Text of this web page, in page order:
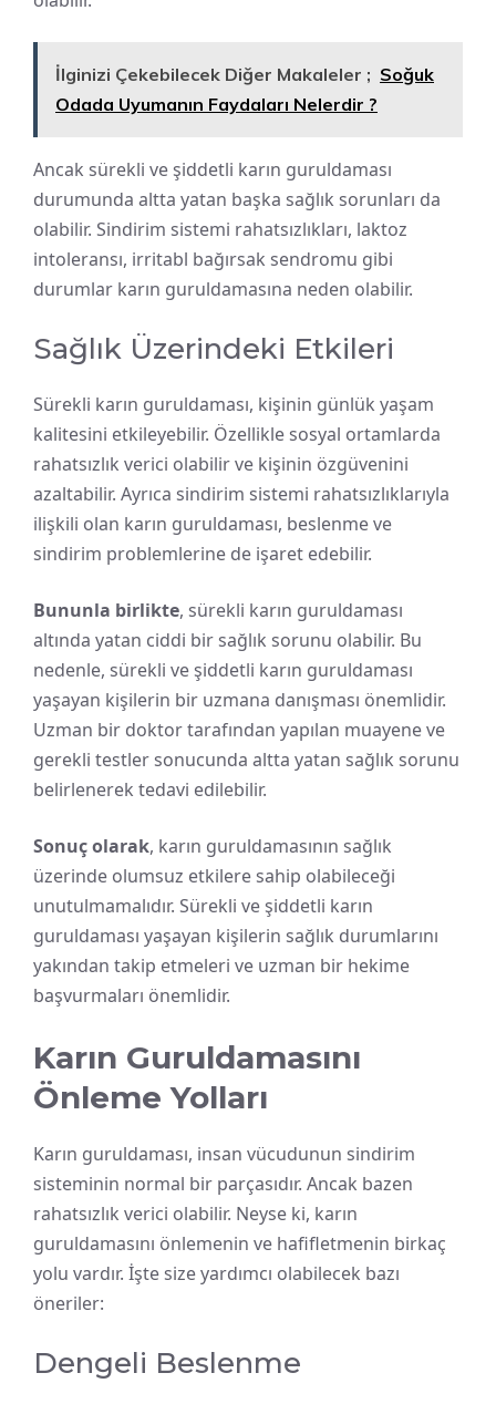
İlginizi Çekebilecek Diğer Makaleler ; Soğuk
Odada Uyumanın Faydaları Nelerdir ?
Ancak sürekli ve şiddetli karın guruldaması
durumunda altta yatan başka sağlık sorunları da
olabilir. Sindirim sistemi rahatsızlıkları, laktoz
intoleransı, irritabl bağırsak sendromu gibi
durumlar karın guruldamasına neden olabilir.
Sağlık Üzerindeki Etkileri
Sürekli karın guruldaması, kişinin günlük yaşam
kalitesini etkileyebilir. Özellikle sosyal ortamlarda
rahatsızlık verici olabilir ve kişinin özgüvenini
azaltabilir. Ayrıca sindirim sistemi rahatsızlıklarıyla
ilişkili olan karın guruldaması, beslenme ve
sindirim problemlerine de işaret edebilir.
Bununla birlikte, sürekli karın guruldaması
altında yatan ciddi bir sağlık sorunu olabilir. Bu
nedenle, sürekli ve şiddetli karın guruldaması
yaşayan kişilerin bir uzmana danışması önemlidir.
Uzman bir doktor tarafından yapılan muayene ve
gerekli testler sonucunda altta yatan sağlık sorunu
belirlenerek tedavi edilebilir.
Sonuç olarak, karın guruldamasının sağlık
üzerinde olumsuz etkilere sahip olabileceği
unutulmamalıdır. Sürekli ve şiddetli karın
guruldaması yaşayan kişilerin sağlık durumlarını
yakından takip etmeleri ve uzman bir hekime
başvurmaları önemlidir.
Karın Guruldamasını
Önleme Yolları
Karın guruldaması, insan vücudunun sindirim
sisteminin normal bir parçasıdır. Ancak bazen
rahatsızlık verici olabilir. Neyse ki, karın
guruldamasını önlemenin ve hafifletmenin birkaç
yolu vardır. İşte size yardımcı olabilecek bazı
öneriler:
Dengeli Beslenme